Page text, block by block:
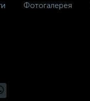
Фотогалерея